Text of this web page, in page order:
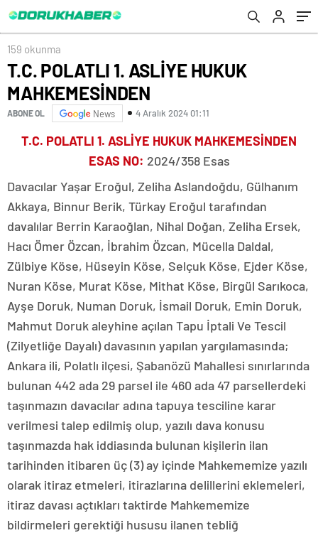
159 okunma
T.C. POLATLI 1. ASLİYE HUKUK
MAHKEMESİNDEN
ABONE OL News 4 Aralık 2024 01:11
T.C. POLATLI 1. ASLİYE HUKUK MAHKEMESİNDEN
ESAS NO: 2024/358 Esas
Davacılar Yaşar Eroğul, Zeliha Aslandoğdu, Gülhanım
Akkaya, Binnur Berik, Türkay Eroğul tarafından
davalılar Berrin Karaoğlan, Nihal Doğan, Zeliha Ersek,
Hacı Ömer Özcan, İbrahim Özcan, Mücella Daldal,
Zülbiye Köse, Hüseyin Köse, Selçuk Köse, Ejder Köse,
Nuran Köse, Murat Köse, Mithat Köse, Birgül Sarıkoca,
Ayşe Doruk, Numan Doruk, İsmail Doruk, Emin Doruk,
Mahmut Doruk aleyhine açılan Tapu İptali Ve Tescil
(Zilyetliğe Dayalı) davasının yapılan yargılamasında;
Ankara ili, Polatlı ilçesi, Şabanözü Mahallesi sınırlarında
bulunan 442 ada 29 parsel ile 460 ada 47 parsellerdeki
taşınmazın davacılar adına tapuya tesciline karar
verilmesi talep edilmiş olup, yazılı dava konusu
taşınmazda hak iddiasında bulunan kişilerin ilan
tarihinden itibaren üç (3) ay içinde Mahkememize yazılı
olarak itiraz etmeleri, itirazlarına delillerini eklemeleri,
itiraz davası açtıkları taktirde Mahkememize
bildirmeleri gerektiği hususu ilanen tebliğ